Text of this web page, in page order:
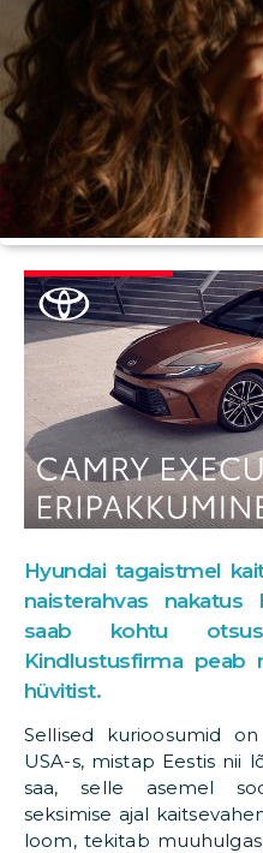
Hyundai tagaistmel
naisterahvas
saab kohtu
Kindlustusfirma peab
hüvitist.
Sellised kurioosumid
USA-s, mistap Eestis nii
saa, selle asemel
seksimise ajal
loom, tekitab